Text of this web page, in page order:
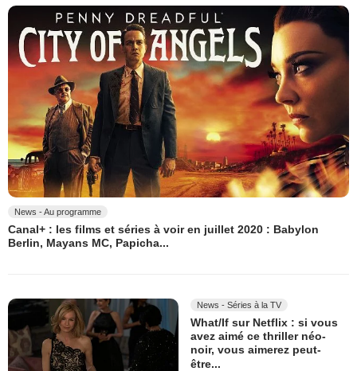
News - Au programme
Canal+ : les films et séries à voir en juillet 2020 : Babylon
Berlin, Mayans MC, Papicha...
News - Séries à la TV
What/If sur Netflix : si vous
avez aimé ce thriller néo-
noir, vous aimerez peut-
être...